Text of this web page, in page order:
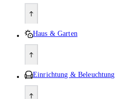
Haus & Garten
Einrichtung & Beleuchtung